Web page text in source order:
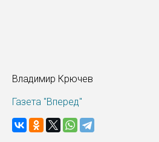
Владимир Крючев
Газета "Вперед"